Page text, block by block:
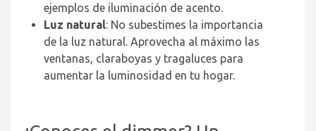
ejemplos de iluminación de acento.
Luz natural: No subestimes la importancia
de la luz natural. Aprovecha al máximo las
ventanas, claraboyas y tragaluces para
aumentar la luminosidad en tu hogar.